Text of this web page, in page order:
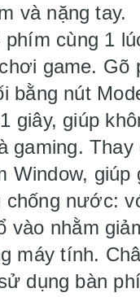
và nặng
cùng 1
game. Gõ
bằng nút
giây, giúp
gaming. Thay
Window, giúp
nước:
nhằm
máy tính.
dụng bàn